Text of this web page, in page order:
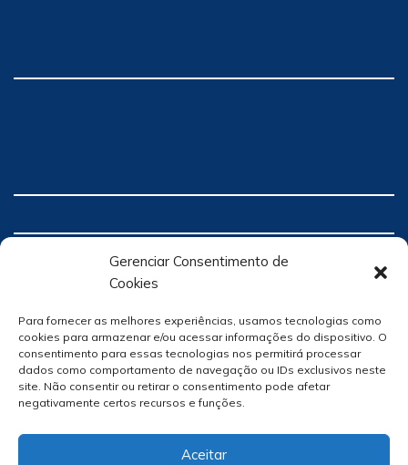
Gerenciar Consentimento de
Cookies
Para fornecer as melhores experiências, usamos tecnologias como
cookies para armazenar e/ou acessar informações do dispositivo. O
consentimento para essas tecnologias nos permitirá processar
dados como comportamento de navegação ou IDs exclusivos neste
site. Não consentir ou retirar o consentimento pode afetar
negativamente certos recursos e funções.
Aceitar